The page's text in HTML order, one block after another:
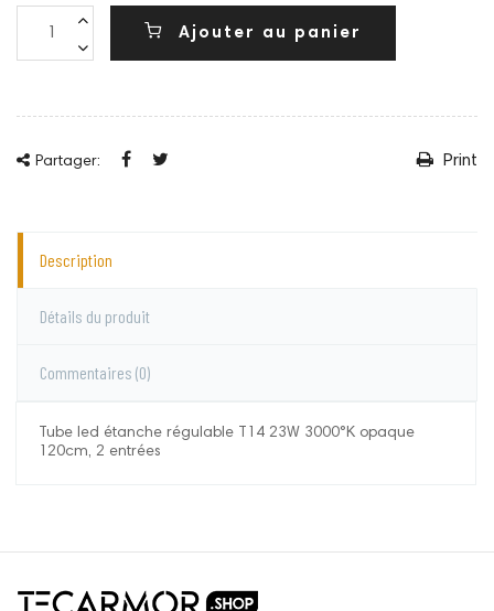
Ajouter au panier
Partager: Print
Description
Détails du produit
Commentaires (0)
Tube led étanche régulable T14 23W 3000°K opaque
120cm, 2 entrées
commentaire